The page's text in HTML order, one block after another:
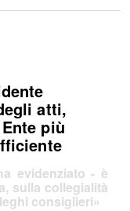
atti,
più
evidenziato - è
sulla collegialità
consiglieri»